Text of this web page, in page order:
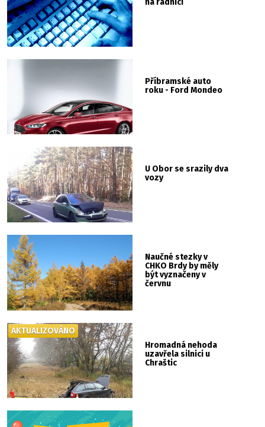
na radnici
Příbramské auto
roku - Ford Mondeo
U Obor se srazily dva
vozy
Naučné stezky v
CHKO Brdy by měly
být vyznačeny v
červnu
Hromadná nehoda
uzavřela silnici u
Chraštic
AKTUALIZOVÁNO